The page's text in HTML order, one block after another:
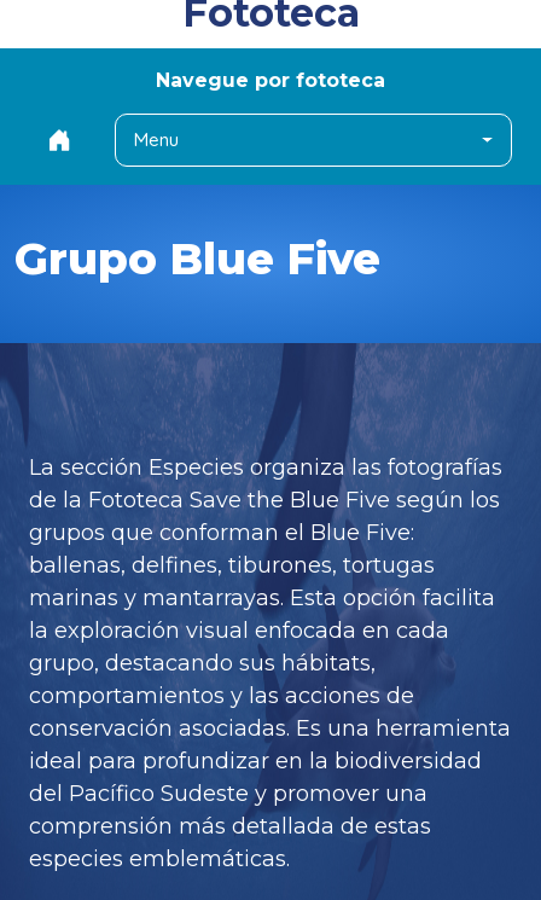
Fototeca
Navegue por fototeca
Menu
Grupo Blue Five
La sección Especies organiza las fotografías
de la Fototeca Save the Blue Five según los
grupos que conforman el Blue Five:
ballenas, delfines, tiburones, tortugas
marinas y mantarrayas. Esta opción facilita
la exploración visual enfocada en cada
grupo, destacando sus hábitats,
comportamientos y las acciones de
conservación asociadas. Es una herramienta
ideal para profundizar en la biodiversidad
del Pacífico Sudeste y promover una
comprensión más detallada de estas
especies emblemáticas.